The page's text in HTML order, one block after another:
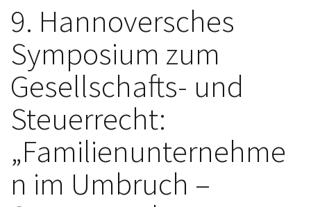
9. Hannoversches
Symposium zum
Gesellschafts- und
Steuerrecht:
„Familienunternehme
n im Umbruch –